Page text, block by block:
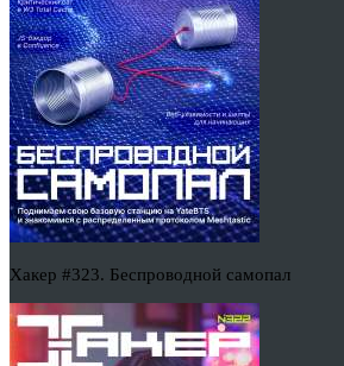
Хакер #323. Беспроводной самопал